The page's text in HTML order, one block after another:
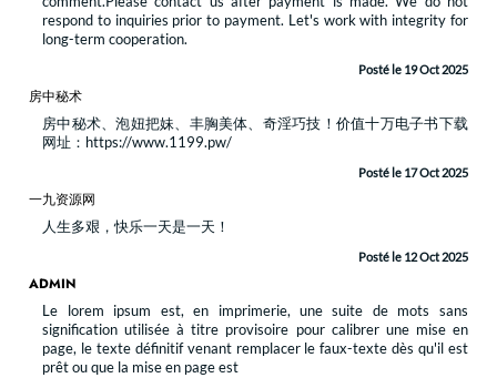
respond to inquiries prior to payment. Let's work with integrity for
long-term cooperation.
Posté le 19 Oct 2025
房中秘术
房中秘术、泡妞把妹、丰胸美体、奇淫巧技！价值十万电子书下载
网址：https://www.1199.pw/
Posté le 17 Oct 2025
一九资源网
人生多艰，快乐一天是一天！
Posté le 12 Oct 2025
ADMIN
Le lorem ipsum est, en imprimerie, une suite de mots sans
signification utilisée à titre provisoire pour calibrer une mise en
page, le texte définitif venant remplacer le faux-texte dès qu'il est
prêt ou que la mise en page est